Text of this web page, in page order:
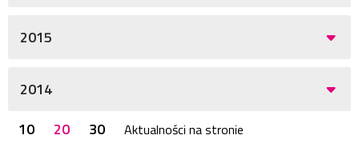
2015
2014
10
20 30 Aktualności na stronie